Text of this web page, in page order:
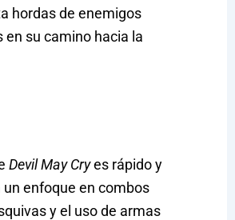
hordas de enemigos
en su camino hacia la
Devil May Cryes rápido y
enfoque en combos
y el uso de armas